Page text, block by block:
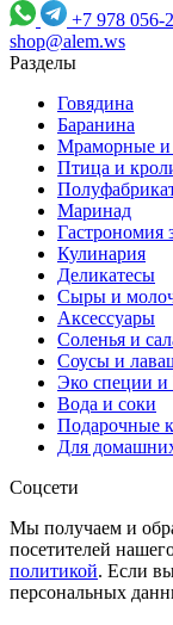
+7 978 056-
shop@alem.ws
Разделы
Говядина
Баранина
Мраморные и
Птица и
Маринад
Гастрономия
Кулинария
Деликатесы
Сыры и
Аксессуары
Соленья и
Соусы и
Эко специи и
Вода и соки
Подарочные
Для
Соцсети
Мы получаем и
посетителей
политикой. Если
персональных